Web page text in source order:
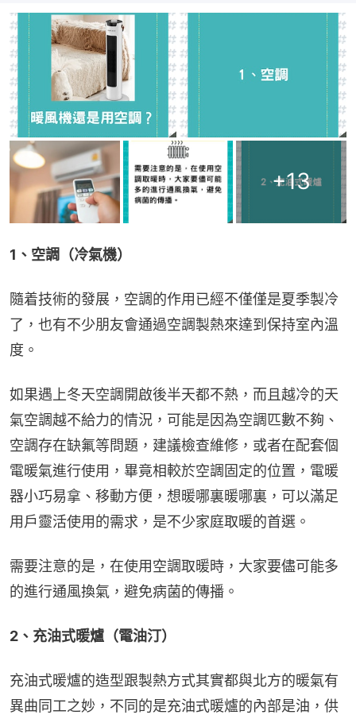
+13
1、空調（冷氣機）
隨着技術的發展，空調的作用已經不僅僅是夏季製冷
了，也有不少朋友會通過空調製熱來達到保持室內溫
度。
如果遇上冬天空調開啟後半天都不熱，而且越冷的天
氣空調越不給力的情況，可能是因為空調匹數不夠、
空調存在缺氟等問題，建議檢查維修，或者在配套個
電暖氣進行使用，畢竟相較於空調固定的位置，電暖
器小巧易拿、移動方便，想暖哪裏暖哪裏，可以滿足
用戶靈活使用的需求，是不少家庭取暖的首選。
需要注意的是，在使用空調取暖時，大家要儘可能多
的進行通風換氣，避免病菌的傳播。
2、充油式暖爐（電油汀）
充油式暖爐的造型跟製熱方式其實都與北方的暖氣有
異曲同工之妙，不同的是充油式暖爐的內部是油，供